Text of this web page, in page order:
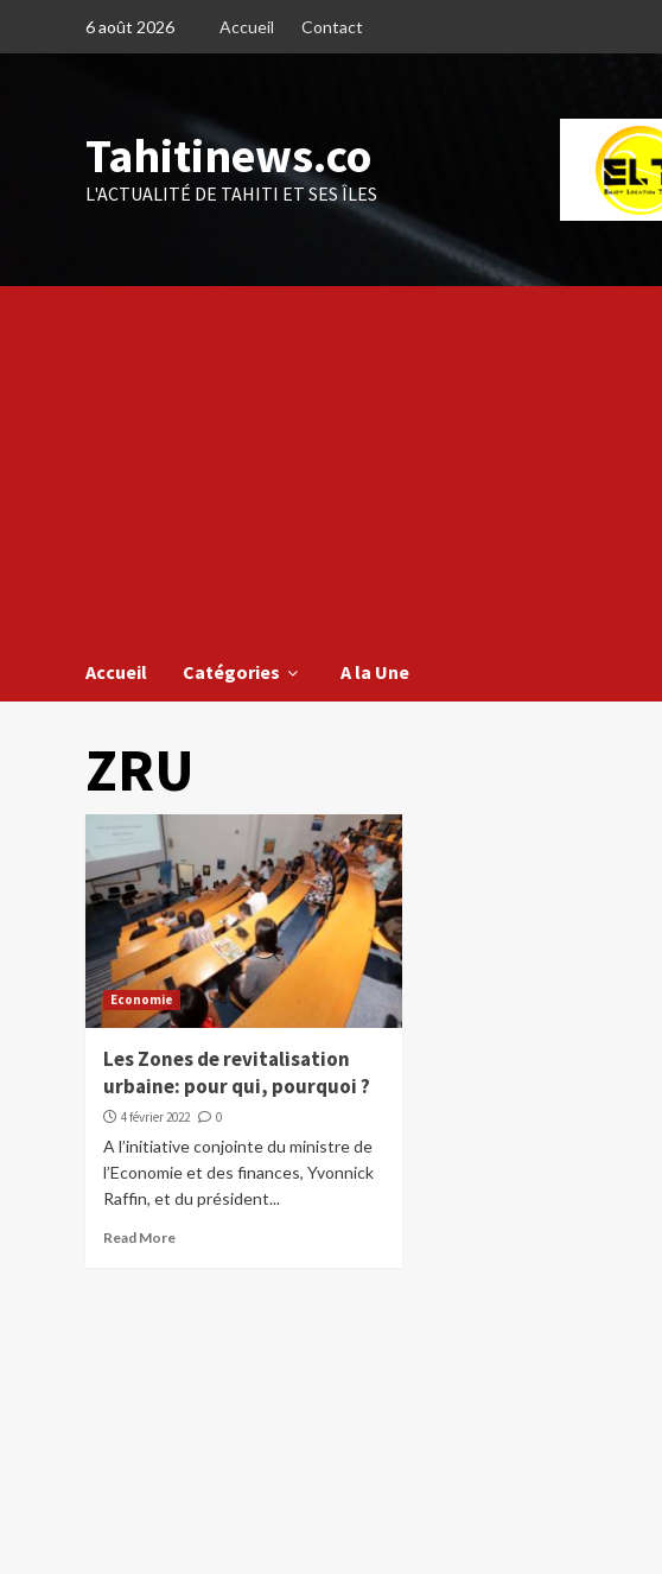
6 août 2026 Accueil Contact
Tahitinews.co
L'ACTUALITÉ DE TAHITI ET SES ÎLES
Accueil Catégories A la Une
ZRU
Economie
Les Zones de revitalisation
urbaine: pour qui, pourquoi ?
4 février 2022 0
A l’initiative conjointe du ministre de
l’Economie et des finances, Yvonnick
Raffin, et du président...
Read More